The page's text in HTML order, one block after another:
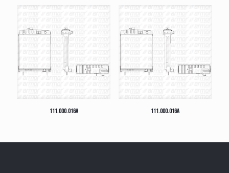
111.000.016A 111.000.016A